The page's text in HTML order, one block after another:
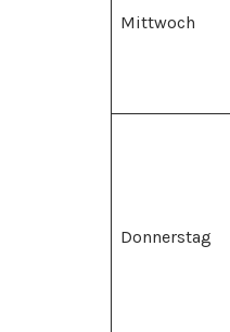
Mittwoch
Donnerstag